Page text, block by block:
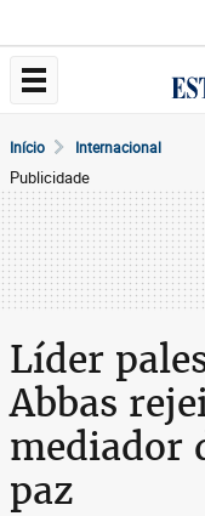
Início Internacional
Publicidade
Líder
Abbas
mediador
paz